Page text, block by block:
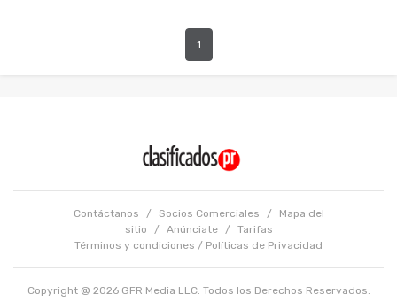
1
Contáctanos / Socios Comerciales /
Mapa del
sitio
/ Anúnciate /
Tarifas
Términos y condiciones / Políticas de Privacidad
Copyright @ 2026 GFR Media LLC. Todos los Derechos Reservados.